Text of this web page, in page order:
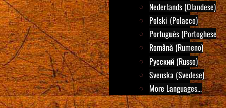
Nederlands (Olandese)
Polski (Polacco)
Português (Portoghese)
Română (Rumeno)
Русский (Russo)
Svenska (Svedese)
More Languages...